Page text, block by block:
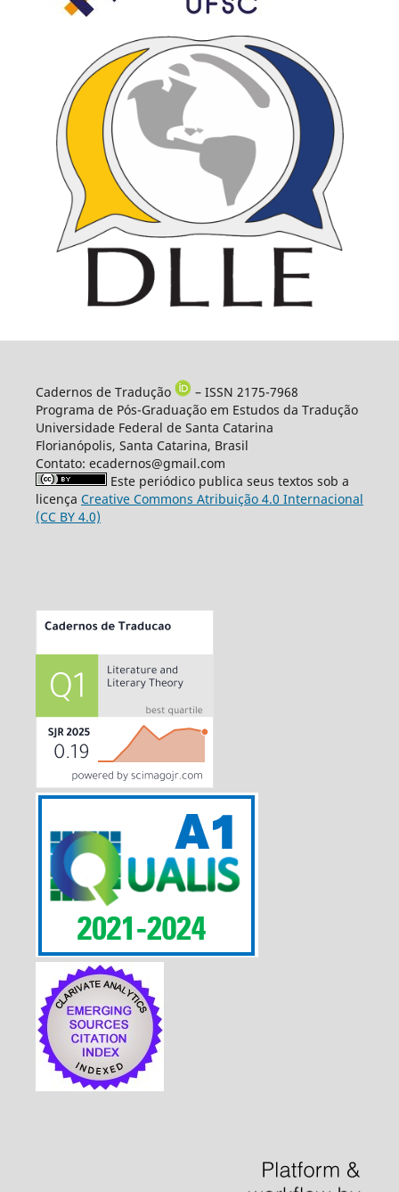
Cadernos de Tradução
– ISSN 2175-7968
Programa de Pós-Graduação em Estudos da Tradução
Universidade Federal de Santa Catarina
Florianópolis, Santa Catarina, Brasil
Contato: ecadernos@gmail.com
Este periódico publica seus textos sob a
licença Creative Commons Atribuição 4.0 Internacional
(CC BY 4.0)